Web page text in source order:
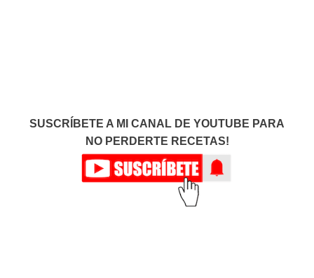
SUSCRÍBETE A MI CANAL DE YOUTUBE PARA
NO PERDERTE RECETAS!